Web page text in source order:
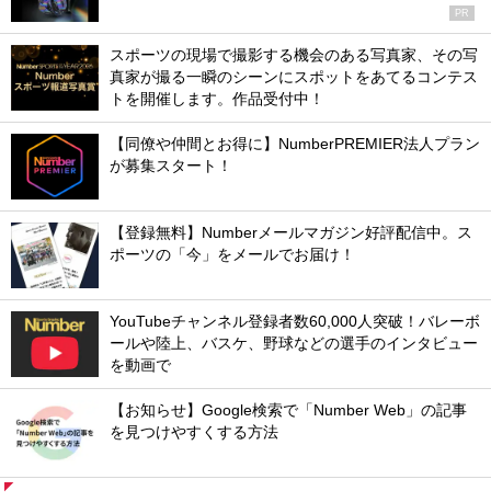
PR
スポーツの現場で撮影する機会のある写真家、その写
真家が撮る一瞬のシーンにスポットをあてるコンテス
トを開催します。作品受付中！
【同僚や仲間とお得に】NumberPREMIER法人プラン
が募集スタート！
【登録無料】Numberメールマガジン好評配信中。ス
ポーツの「今」をメールでお届け！
YouTubeチャンネル登録者数60,000人突破！バレーボ
ールや陸上、バスケ、野球などの選手のインタビュー
を動画で
【お知らせ】Google検索で「Number Web」の記事
を見つけやすくする方法